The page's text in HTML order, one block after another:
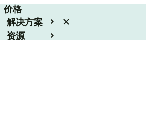
价格
解决方案
资源